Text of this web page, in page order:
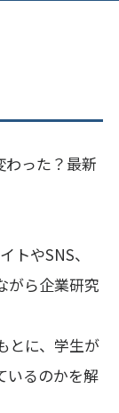
わった？最新
トやSNS、
がら企業研究
とに、学生が
いるのかを解